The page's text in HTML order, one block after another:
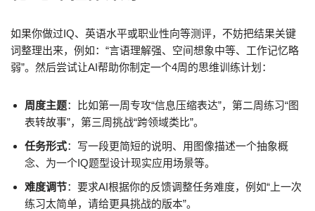
如果你做过IQ、英语水平或职业性向等测评，不妨把结果关键
词整理出来，例如：“言语理解强、空间想象中等、工作记忆略
弱”。然后尝试让AI帮助你制定一个4周的思维训练计划：
周度主题：比如第一周专攻“信息压缩表达”，第二周练习“图
表转故事”，第三周挑战“跨领域类比”。
任务形式：写一段更简短的说明、用图像描述一个抽象概
念、为一个IQ题型设计现实应用场景等。
难度调节：要求AI根据你的反馈调整任务难度，例如“上一次
练习太简单，请给更具挑战的版本”。